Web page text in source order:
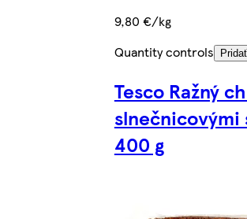
9,80 €/kg
Quantity controls
Pridať
Tesco Ražný
slnečnicovými
400 g